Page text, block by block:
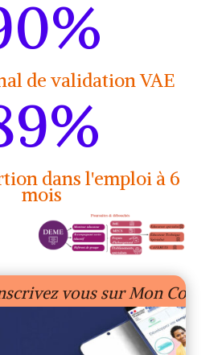
%
de validation VAE
%
dans l'emploi à 6
mois
vous sur Mon